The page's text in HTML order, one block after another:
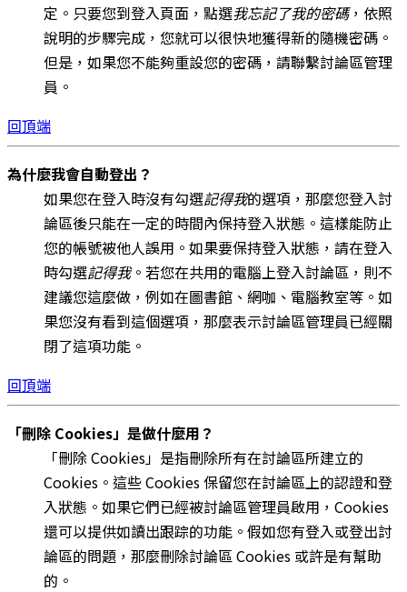
定。只要您到登入頁面，點選我忘記了我的密碼，依照
說明的步驟完成，您就可以很快地獲得新的隨機密碼。
但是，如果您不能夠重設您的密碼，請聯繫討論區管理
員。
回頂端
為什麼我會自動登出？
如果您在登入時沒有勾選記得我的選項，那麼您登入討
論區後只能在一定的時間內保持登入狀態。這樣能防止
您的帳號被他人誤用。如果要保持登入狀態，請在登入
時勾選記得我。若您在共用的電腦上登入討論區，則不
建議您這麼做，例如在圖書館、網咖、電腦教室等。如
果您沒有看到這個選項，那麼表示討論區管理員已經關
閉了這項功能。
回頂端
「刪除 Cookies」是做什麼用？
「刪除 Cookies」是指刪除所有在討論區所建立的
Cookies。這些 Cookies 保留您在討論區上的認證和登
入狀態。如果它們已經被討論區管理員啟用，Cookies
還可以提供如讀出跟踪的功能。假如您有登入或登出討
論區的問題，那麼刪除討論區 Cookies 或許是有幫助
的。